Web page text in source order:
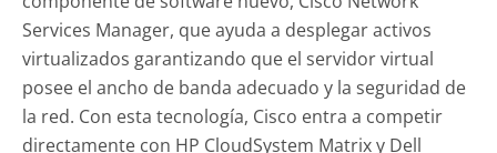
Services Manager, que ayuda a desplegar activos
virtualizados garantizando que el servidor virtual
posee el ancho de banda adecuado y la seguridad de
la red. Con esta tecnología, Cisco entra a competir
directamente con HP CloudSystem Matrix y Dell